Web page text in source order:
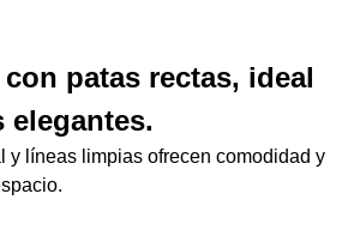
patas rectas, ideal
elegantes.
y líneas limpias ofrecen comodidad y